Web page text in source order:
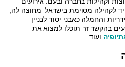
וקהילות בחברה ובעם. אירועים
מסוימת בישראל ומחוצה לה,
והחמלה כאבני יסוד לבניין
בהקשר זה תוכלו למצוא את
ועוד.